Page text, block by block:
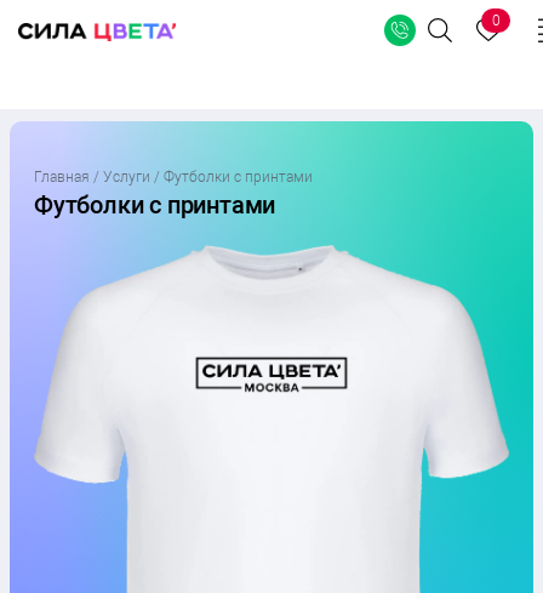
Перейти
содержимому
Поиск
0
Главная / Услуги / Футболки с принтами
Футболки с принтами